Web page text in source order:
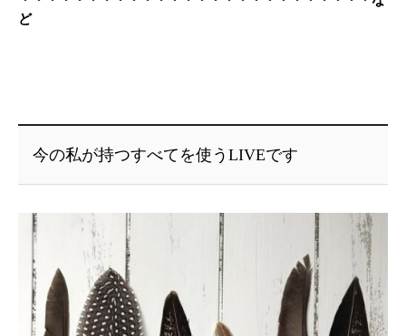
ど
今の私が持つすべてを使うLIVEです